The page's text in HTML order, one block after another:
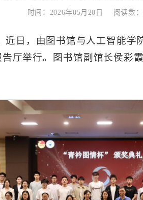
时间：2026年05月20日 阅读数：
近日，由图书馆与人工智能
厅举行。图书馆副馆长侯彩